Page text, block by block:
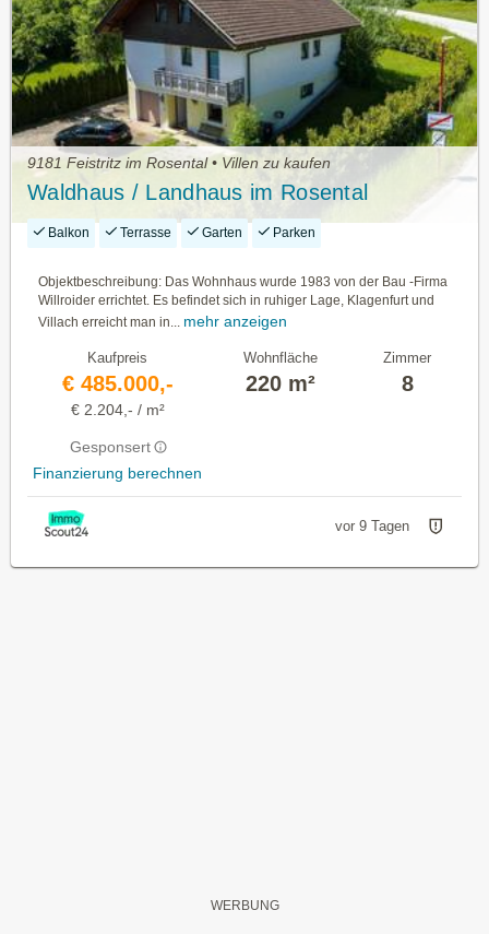
9181 Feistritz im Rosental • Villen zu kaufen
Waldhaus / Landhaus im Rosental
Balkon Terrasse Garten Parken
Objektbeschreibung: Das Wohnhaus wurde 1983 von der Bau -Firma
Willroider errichtet. Es befindet sich in ruhiger Lage, Klagenfurt und
Villach erreicht man in...
mehr anzeigen
Kaufpreis
€ 485.000,-
€ 2.204,- / m²
Gesponsert
Finanzierung berechnen
Wohnfläche
220 m²
Zimmer
8
vor 9 Tagen